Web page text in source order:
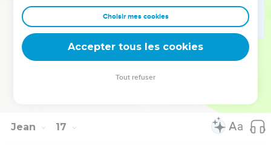
Jésus leur répondit : « Vous croyez juste maintenant ?
Voici que l'heure vient, et elle est [déjà] venue, où vous
serez dispersés chacun de votre côté et me laisserez seul.
Cependant, je ne suis pas seul, car le Père est avec moi.
Je vous ai dit cela afin que vous ayez la paix en moi. Vous
Jean 17
Choisir mes cookies
Accepter tous les cookies
Tout refuser